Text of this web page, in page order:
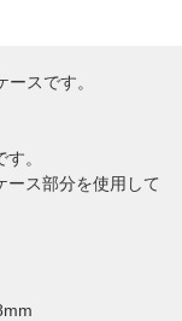
スです。
。
ース部分を使用して